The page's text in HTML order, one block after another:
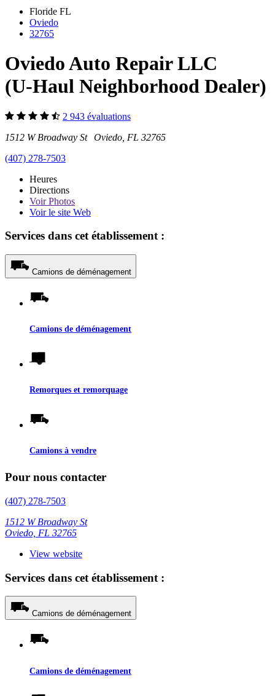
Floride FL
Oviedo
32765
Oviedo Auto Repair LLC
(U-Haul Neighborhood Dealer)
2 943 évaluations
1512 W Broadway St Oviedo, FL 32765
(407) 278-7503
Heures
Directions
VoirPhotos
Voir le site Web
Services dans cet établissement :
Camions de déménagement
Camions de déménagement
Remorques et remorquage
Camions à vendre
Pour nous contacter
(407) 278-7503
1512 W Broadway St
Oviedo, FL 32765
View website
Services dans cet établissement :
Camions de déménagement
Camions de déménagement